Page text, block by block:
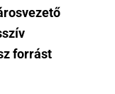
forrást